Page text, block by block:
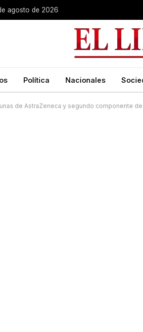
agosto de 2026
Política Nacionales
de AstraZeneca y segundo componente